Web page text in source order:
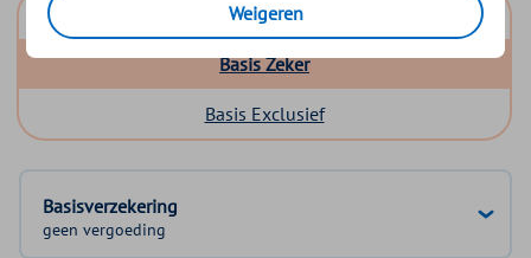
Basis Start
Basis Zeker
Basis Exclusief
Basisverzekering
geen vergoeding
Weigeren